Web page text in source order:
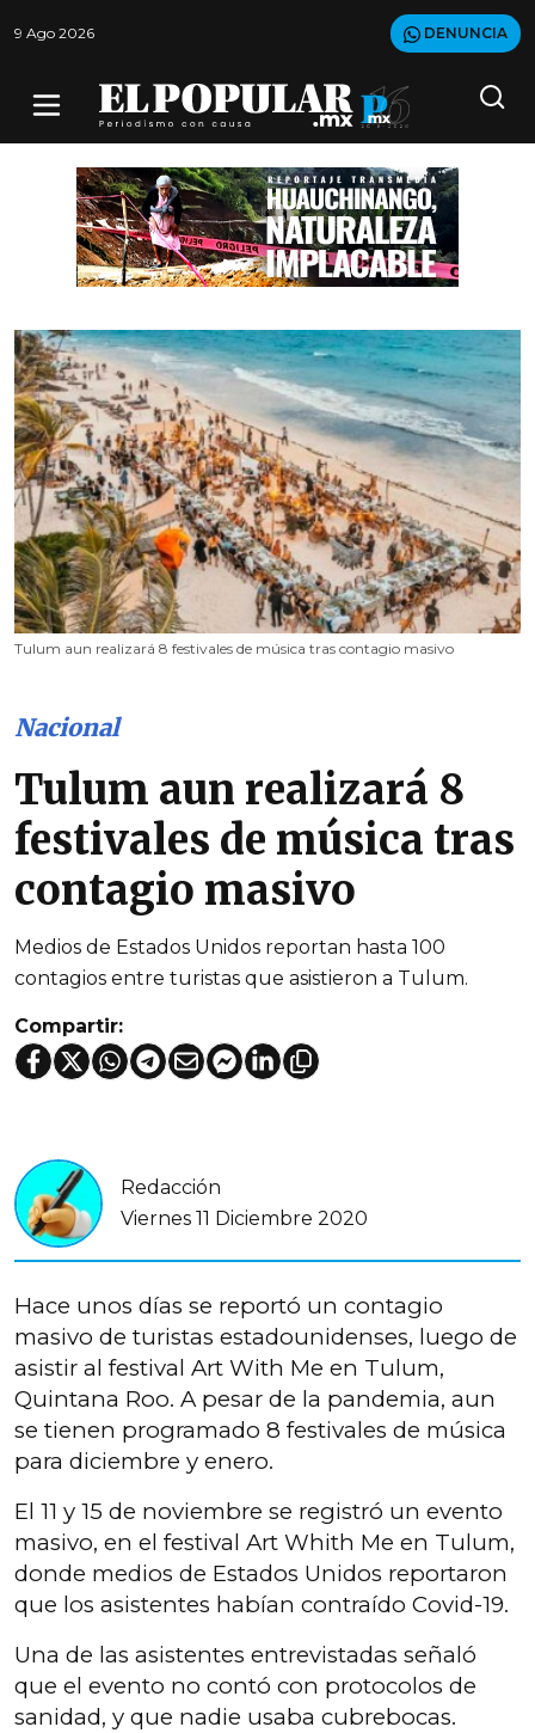
9 Ago 2026 DENUNCIA
Tulum aun realizará 8 festivales de música tras contagio masivo
Nacional
Tulum aun realizará 8
festivales de música tras
contagio masivo
Medios de Estados Unidos reportan hasta 100
contagios entre turistas que asistieron a Tulum.
Compartir:
Redacción
Viernes 11 Diciembre 2020
Hace unos días se reportó un contagio
masivo de turistas estadounidenses, luego de
asistir al festival Art With Me en Tulum,
Quintana Roo. A pesar de la pandemia, aun
se tienen programado 8 festivales de música
para diciembre y enero.
El 11 y 15 de noviembre se registró un evento
masivo, en el festival Art Whith Me en Tulum,
donde medios de Estados Unidos reportaron
que los asistentes habían contraído Covid-19.
Una de las asistentes entrevistadas señaló
que el evento no contó con protocolos de
sanidad, y que nadie usaba cubrebocas.